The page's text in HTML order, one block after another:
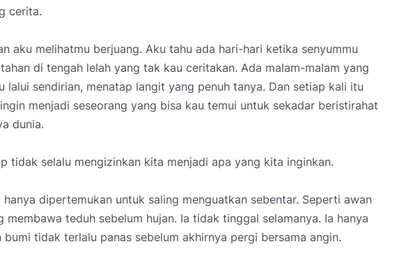
cerita.
aku melihatmu berjuang. Aku tahu ada hari-hari ketika senyummu
di tengah lelah yang tak kau ceritakan. Ada malam-malam yang
lalui sendirian, menatap langit yang penuh tanya. Dan setiap kali itu
menjadi seseorang yang bisa kau temui untuk sekadar beristirahat
dunia.
tidak selalu mengizinkan kita menjadi apa yang kita inginkan.
hanya dipertemukan untuk saling menguatkan sebentar. Seperti awan
membawa teduh sebelum hujan. Ia tidak tinggal selamanya. Ia hanya
bumi tidak terlalu panas sebelum akhirnya pergi bersama angin.